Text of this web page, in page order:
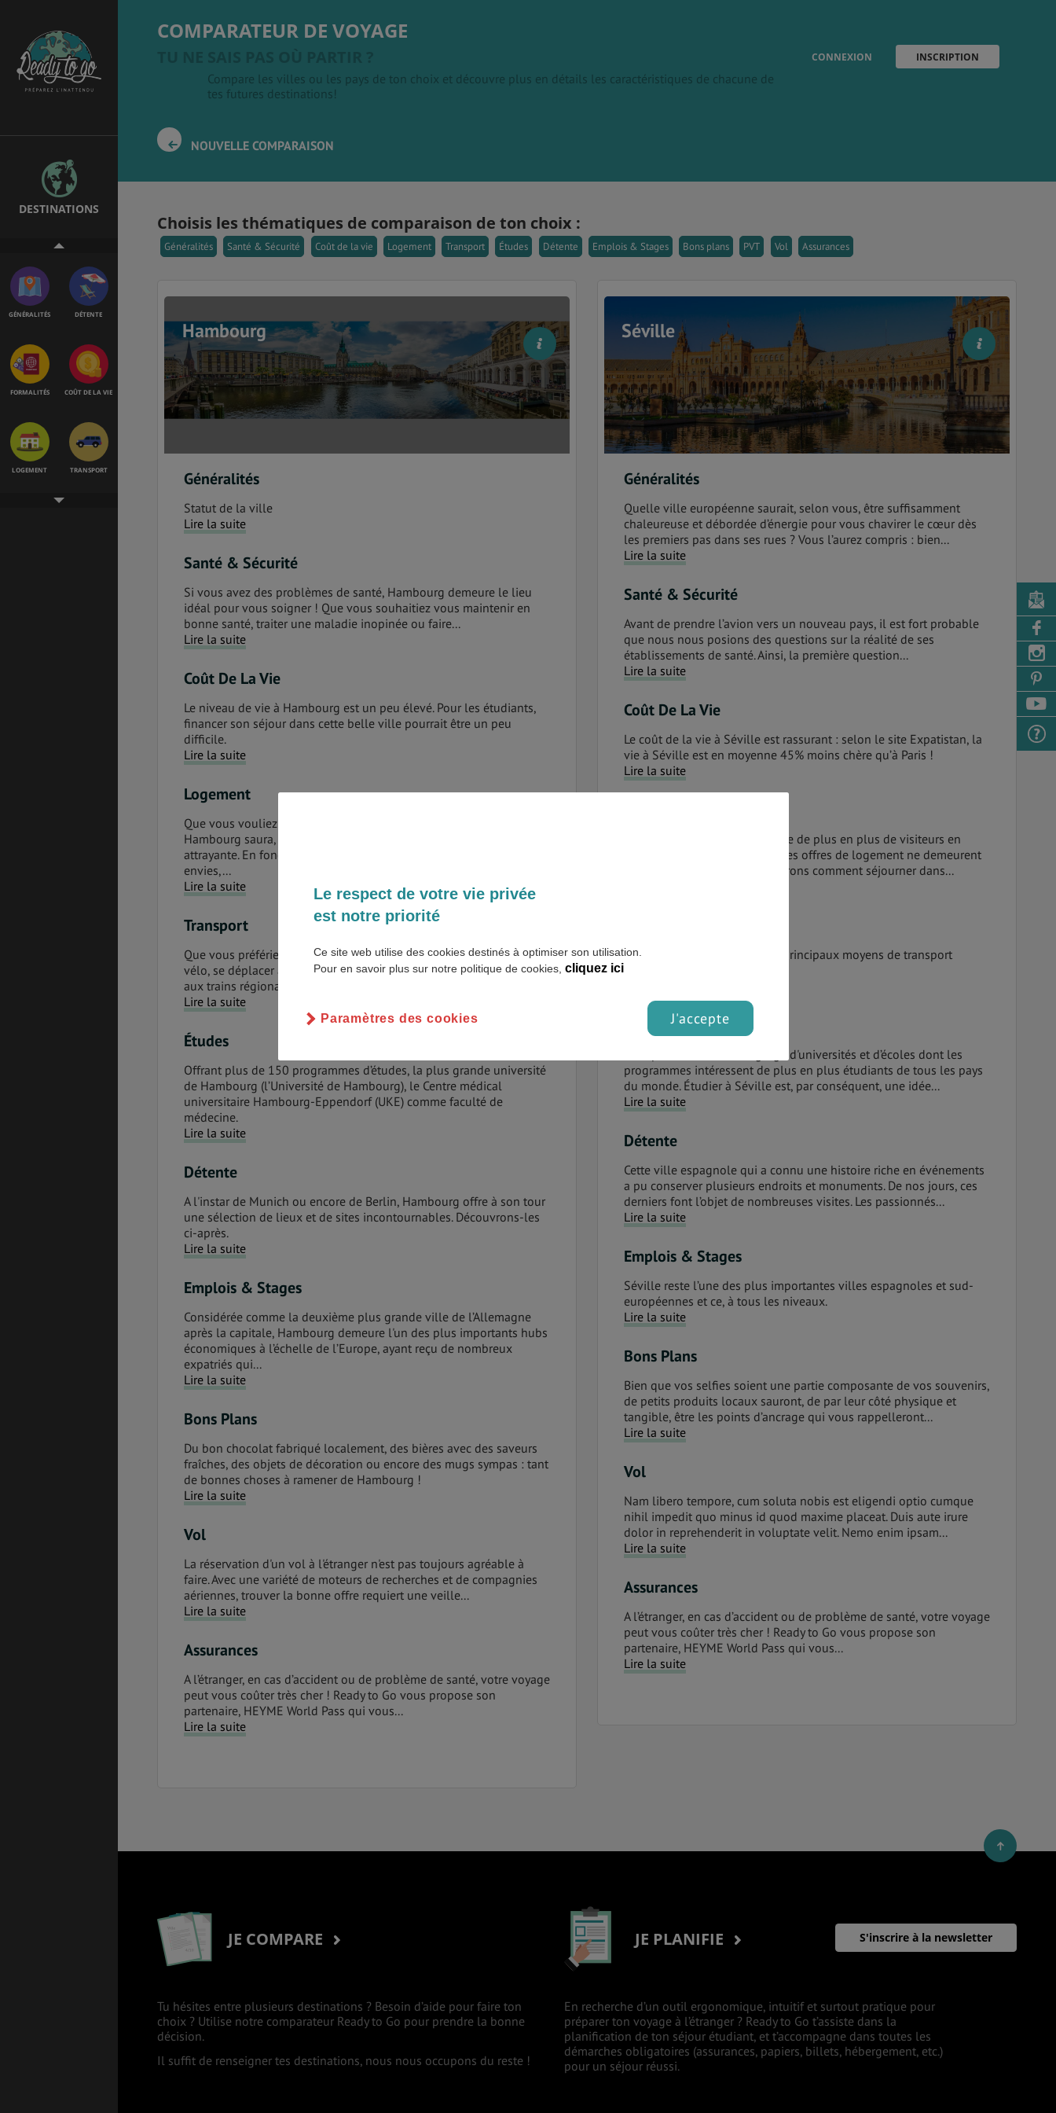
DESTINATIONS
EMPLOIS &
STAGES
BONS PLANS
GÉNÉRALITÉS DÉTENTE
FORMALITÉS COÛT DE LA VIE
LOGEMENT TRANSPORT
CONNEXION INSCRIPTION
COMPARATEUR DE VOYAGE
Compare les villes ou les pays de ton choix et découvre plus en détails les caractéristiques de chacune de
tes futures destinations!
NOUVELLE COMPARAISON
Choisis les thématiques de comparaison de ton choix :
Généralités Santé & Sécurité Coût de la vie Logement Transport Études Détente Emplois & Stages Bons plans PVT Vol Assurances
Hambourg
Généralités
Statut de la ville
Lire la suite
Santé & Sécurité
Si vous avez des problèmes de santé, Hambourg demeure le lieu
idéal pour vous soigner ! Que vous souhaitiez vous maintenir en
bonne santé, traiter une maladie inopinée ou faire...
Lire la suite
Coût De La Vie
Le niveau de vie à Hambourg est un peu élevé. Pour les étudiants,
financer son séjour dans cette belle ville pourrait être un peu
difficile.
Lire la suite
Logement
Que vous vouliez y passer vos vacances ou un petit week-end,
Hambourg saura, certainement, vous proposer une offre touristique
attrayante. En fonction de votre budget, mais également de vos
envies,...
Lire la suite
Transport
Que vous préfériez faire la marche, conduire une voiture ou faire du
vélo, se déplacer à Hambourg est plutôt facile. Des métros et trams
aux trains régionaux, en passant par...
Lire la suite
Études
Offrant plus de 150 programmes d’études, la plus grande université
de Hambourg (l’Université de Hambourg), le Centre médical
universitaire Hambourg-Eppendorf (UKE) comme faculté de
médecine.
Lire la suite
Détente
A l'instar de Munich ou encore de Berlin, Hambourg offre à son tour
une sélection de lieux et de sites incontournables. Découvrons-les
ci-après.
Lire la suite
Emplois & Stages
Considérée comme la deuxième plus grande ville de l’Allemagne
après la capitale, Hambourg demeure l'un des plus importants hubs
économiques à l’échelle de l’Europe, ayant reçu de nombreux
expatriés qui...
Lire la suite
Bons Plans
Du bon chocolat fabriqué localement, des bières avec des saveurs
fraîches, des objets de décoration ou encore des mugs sympas : tant
de bonnes choses à ramener de Hambourg !
Lire la suite
Vol
La réservation d'un vol à l'étranger n'est pas toujours agréable à
faire. Avec une variété de moteurs de recherches et de compagnies
aériennes, trouver la bonne offre requiert une veille...
Lire la suite
Assurances
A l’étranger, en cas d’accident ou de problème de santé, votre voyage
peut vous coûter très cher ! Ready to Go vous propose son
partenaire, HEYME World Pass qui vous...
Lire la suite
Séville
Généralités
Quelle ville européenne saurait, selon vous, être suffisamment
chaleureuse et débordée d’énergie pour vous chavirer le cœur dès
les premiers pas dans ses rues ? Vous l’aurez compris : bien...
Lire la suite
Santé & Sécurité
Avant de prendre l’avion vers un nouveau pays, il est fort probable
que nous nous posions des questions sur la réalité de ses
établissements de santé. Ainsi, la première question...
Lire la suite
Coût De La Vie
Le coût de la vie à Séville est rassurant : selon le site Expatistan, la
vie à Séville est en moyenne 45% moins chère qu’à Paris !
Lire la suite
Animée et colorée, Séville attire de plus en plus de visiteurs en
quête d’un séjour qui inspire. Les offres de logement ne demeurent
pas moins attrayantes. Découvrons comment séjourner dans...
Pour se rendre à Séville, trois principaux moyens de transport
s'offrent à vous :
Études
La capitale andalouse regorge d'universités et d’écoles dont les
programmes intéressent de plus en plus étudiants de tous les pays
du monde. Étudier à Séville est, par conséquent, une idée...
Lire la suite
Détente
Cette ville espagnole qui a connu une histoire riche en événements
a pu conserver plusieurs endroits et monuments. De nos jours, ces
derniers font l’objet de nombreuses visites. Les passionnés...
Lire la suite
Emplois & Stages
Séville reste l’une des plus importantes villes espagnoles et sud-
européennes et ce, à tous les niveaux.
Lire la suite
Bons Plans
Bien que vos selfies soient une partie composante de vos souvenirs,
de petits produits locaux sauront, de par leur côté physique et
tangible, être les points d’ancrage qui vous rappelleront...
Lire la suite
Vol
Nam libero tempore, cum soluta nobis est eligendi optio cumque
nihil impedit quo minus id quod maxime placeat. Duis aute irure
dolor in reprehenderit in voluptate velit. Nemo enim ipsam...
Lire la suite
Assurances
A l’étranger, en cas d’accident ou de problème de santé, votre voyage
peut vous coûter très cher ! Ready to Go vous propose son
partenaire, HEYME World Pass qui vous...
Lire la suite
S'inscrire à la newsletter
JE COMPARE
Tu hésites entre plusieurs destinations ? Besoin d’aide pour faire ton
choix ? Utilise notre comparateur Ready to Go pour prendre la bonne
décision.
Il suffit de renseigner tes destinations, nous nous occupons du reste !
JE PLANIFIE
En recherche d’un outil ergonomique, intuitif et surtout pratique pour
préparer ton voyage à l’étranger ? Ready to Go t’assiste dans la
planification de ton séjour étudiant, et t’accompagne dans toutes les
démarches obligatoires (assurances, papiers, billets, hébergement, etc.)
pour un séjour réussi.
Le respect de votre vie privée
est notre priorité
Ce site web utilise des cookies destinés à optimiser son utilisation.
Pour en savoir plus sur notre politique de cookies, cliquez ici
J'accepte
Paramètres des cookies